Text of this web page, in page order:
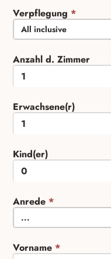
Verpflegung *
All inclusive
Anzahl d. Zimmer
Erwachsene(r)
Kind(er)
Anrede *
...
Vorname *